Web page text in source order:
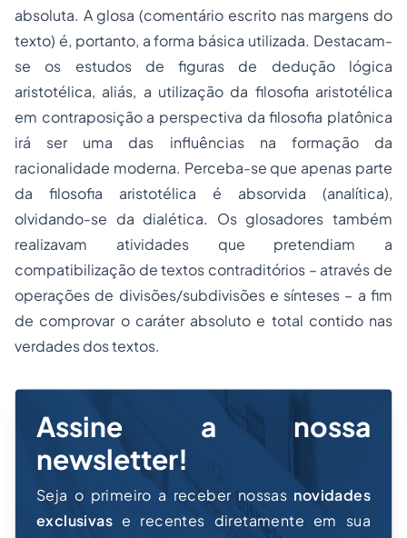
absoluta. A glosa (comentário escrito nas margens do
texto) é, portanto, a forma básica utilizada. Destacam-
se os estudos de figuras de dedução lógica
aristotélica, aliás, a utilização da filosofia aristotélica
em contraposição a perspectiva da filosofia platônica
irá ser uma das influências na formação da
racionalidade moderna. Perceba-se que apenas parte
da filosofia aristotélica é absorvida (analítica),
olvidando-se da dialética. Os glosadores também
realizavam atividades que pretendiam a
compatibilização de textos contraditórios – através de
operações de divisões/subdivisões e sínteses – a fim
de comprovar o caráter absoluto e total contido nas
verdades dos textos.
Assine a nossa
newsletter!
Seja o primeiro a receber nossas novidades
exclusivas e recentes diretamente em sua